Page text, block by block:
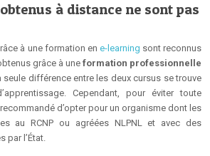
à distance ne sont pas
à une formation en e-learning sont reconnus
grâce à une formation professionnelle
seule différence entre les deux cursus se trouve
Cependant, pour éviter toute
d’opter pour un organisme dont les
au RCNP ou agréées NLPNL et avec des
par l’État.